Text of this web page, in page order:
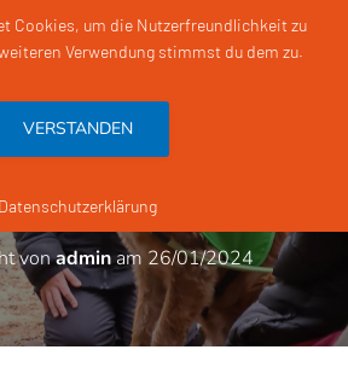
Hundebesuch im
Kiga St. Josef
vonadminam 26/01/2024
Cookies, um die Nutzerfreundlichkeit zu
Verwendung stimmst du dem zu.
VERSTANDEN
Datenschutzerklärung